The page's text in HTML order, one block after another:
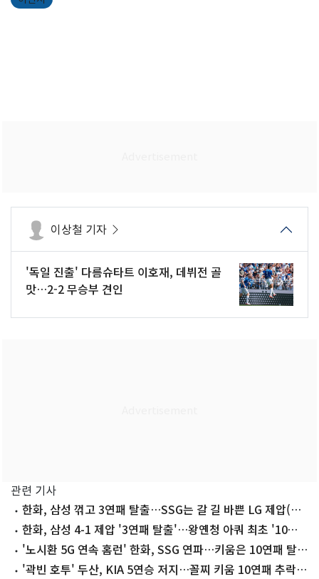
이상철 기자
'독일 진출' 다름슈타트 이호재, 데뷔전 골
맛…2-2 무승부 견인
관련 기사
한화, 삼성 꺾고 3연패 탈출…SSG는 갈 길 바쁜 LG 제압(종
합)한화, 삼성 4-1 제압 '3연패 탈출'…왕옌청 아쿼 최초 '10승'
달성'노시환 5G 연속 홈런' 한화, SSG 연파…키움은 10연패 탈출
(종합)
'곽빈 호투' 두산, KIA 5연승 저지…꼴찌 키움 10연패 추락